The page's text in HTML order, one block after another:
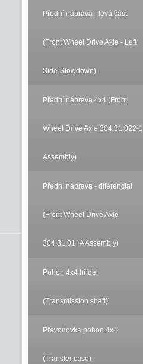
Přední náprava - levá část
(Front Wheel Drive Axle - Left
Side-Slowdown)
Přední náprava 4x4 (Front
Wheel Drive Axle 304.31.022-1
Assembly)
Přední náprava - diferencial
(Front Wheel Drive Axle
304.31.014A Assembly)
Pohon 4x4 hřídel
(Transmission shaft)
Převodovka pohon 4x4
(Transfer case)